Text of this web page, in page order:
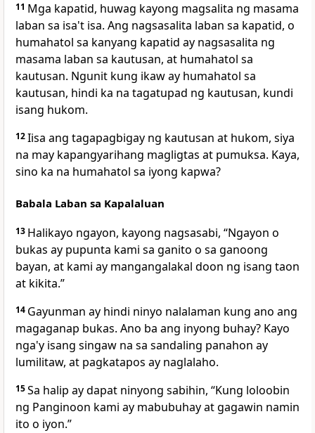
11 Mga kapatid, huwag kayong magsalita ng masama
laban sa isa't isa. Ang nagsasalita laban sa kapatid, o
humahatol sa kanyang kapatid ay nagsasalita ng
masama laban sa kautusan, at humahatol sa
kautusan. Ngunit kung ikaw ay humahatol sa
kautusan, hindi ka na tagatupad ng kautusan, kundi
isang hukom.
12Iisa ang tagapagbigay ng kautusan at hukom, siya
na may kapangyarihang magligtas at pumuksa. Kaya,
sino ka na humahatol sa iyong kapwa?
Babala Laban sa Kapalaluan
13 Halikayo ngayon, kayong nagsasabi, “Ngayon o
bukas ay pupunta kami sa ganito o sa ganoong
bayan, at kami ay mangangalakal doon ng isang taon
at kikita.”
14 Gayunman ay hindi ninyo nalalaman kung ano ang
magaganap bukas. Ano ba ang inyong buhay? Kayo
nga'y isang singaw na sa sandaling panahon ay
lumilitaw, at pagkatapos ay naglalaho.
15Sa halip ay dapat ninyong sabihin, “Kung loloobin
ng Panginoon kami ay mabubuhay at gagawin namin
ito o iyon.”